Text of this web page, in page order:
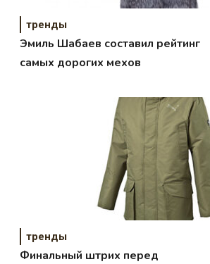
тренды
Эмиль Шабаев составил рейтинг
самых дорогих мехов
тренды
Финальный штрих перед